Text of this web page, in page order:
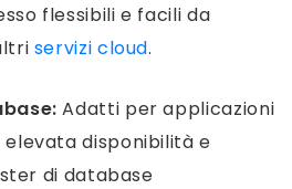
flessibili e facili da
servizi cloud.
Adatti per applicazioni
elevata disponibilità e
di database